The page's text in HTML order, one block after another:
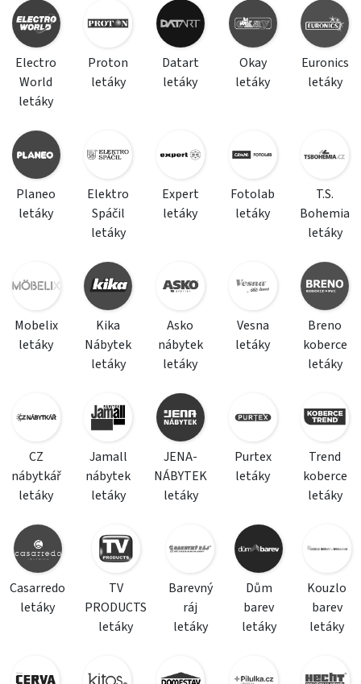
Electro
World
letáky
Proton
letáky
Datart
letáky
Okay
letáky
Euronics
letáky
Planeo
letáky
Elektro
Spáčil
letáky
Expert
letáky
Fotolab
letáky
T.S.
Bohemia
letáky
Mobelix
letáky
Kika
Nábytek
letáky
Asko
nábytek
letáky
Vesna
letáky
Breno
koberce
letáky
CZ
nábytkář
letáky
Jamall
nábytek
letáky
JENA-
NÁBYTEK
letáky
Purtex
letáky
Trend
koberce
letáky
Casarredo
letáky
TV
PRODUCTS
letáky
Barevný
ráj
letáky
Dům
barev
letáky
Kouzlo
barev
letáky